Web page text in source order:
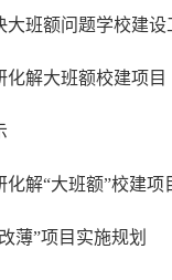
大班额问题学校建设
化解大班额校建项目
化解“大班额”校建项
薄”项目实施规划